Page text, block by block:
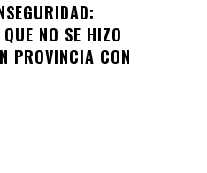
NO SE HIZO
PROVINCIA CON